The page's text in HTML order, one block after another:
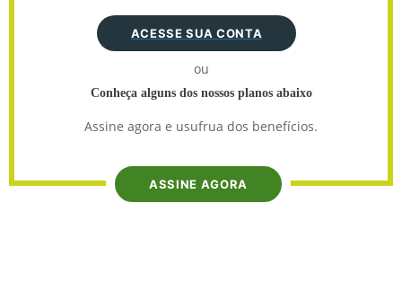
ACESSE SUA CONTA
ou
Conheça alguns dos nossos planos abaixo
Assine agora e usufrua dos benefícios.
ASSINE AGORA